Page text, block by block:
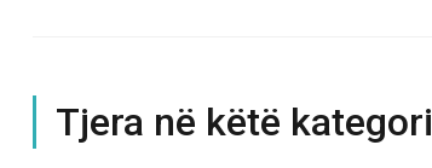
Tjera në këtë kategori